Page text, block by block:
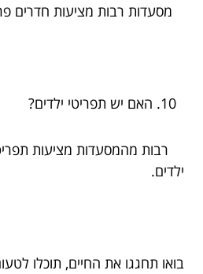
מסעדות רבות מציעות חדרים
האם יש תפריטי ילדים?
רבות מהמסעדות מציעות
ילדים.
בואו תחגגו את החיים, תוכלו